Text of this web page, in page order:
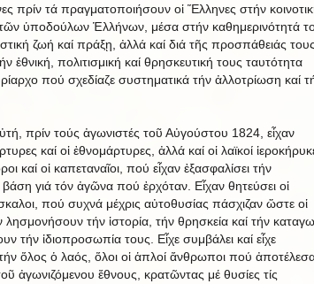
πρίν τά πραγματοποιήσουν οἱ Ἕλληνες στήν
τῶν ὑποδούλων Ἑλλήνων, μέσα στήν καθημερινότητά
ζωή καί πράξῃ, ἀλλά καί διά τῆς προσπάθειάς
ἐθνική, πολιτισμική καί θρησκευτική τους ταυτότητα
πού σχεδίαζε συστηματικά τήν ἀλλοτρίωση καί
πρίν τούς ἀγωνιστές τοῦ Αὐγούστου 1824, εἶχαν
καί οἱ ἐθνομάρτυρες, ἀλλά καί οἱ λαϊκοί
καί οἱ καπεταναῖοι, πού εἶχαν ἐξασφαλίσει τήν
γιά τόν ἀγῶνα πού ἐρχόταν. Εἶχαν θητεύσει οἱ
πού συχνά μέχρις αὐτοθυσίας πάσχιζαν ὥστε οἱ
τήν ἱστορία, τήν θρησκεία καί τήν
τήν ἰδιοπροσωπία τους. Εἶχε συμβάλει καί εἶχε
ὅλος ὁ λαός, ὅλοι οἱ ἁπλοί ἄνθρωποι πού
ἀγωνιζόμενου ἔθνους, κρατῶντας μέ θυσίες τίς